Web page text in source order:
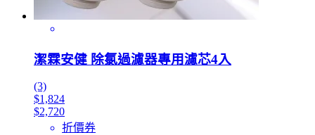
潔霖安健 除氯過濾器專用濾芯4入
(3)
$1,824
$2,720
折價券